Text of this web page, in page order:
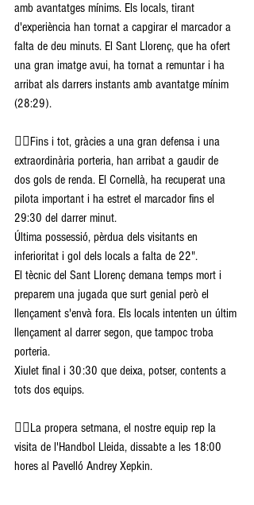
amb avantatges mínims. Els locals, tirant
d'experiència han tornat a capgirar el marcador a
falta de deu minuts. El Sant Llorenç, que ha ofert
una gran imatge avui, ha tornat a remuntar i ha
arribat als darrers instants amb avantatge mínim
(28:29).
👉🏽Fins i tot, gràcies a una gran defensa i una
extraordinària porteria, han arribat a gaudir de
dos gols de renda. El Cornellà, ha recuperat una
pilota important i ha estret el marcador fins el
29:30 del darrer minut.
Última possessió, pèrdua dels visitants en
inferioritat i gol dels locals a falta de 22".
El tècnic del Sant Llorenç demana temps mort i
preparem una jugada que surt genial però el
llençament s'envà fora. Els locals intenten un últim
llençament al darrer segon, que tampoc troba
porteria.
Xiulet final i 30:30 que deixa, potser, contents a
tots dos equips.
👉🏽La propera setmana, el nostre equip rep la
visita de l'Handbol Lleida, dissabte a les 18:00
hores al Pavelló Andrey Xepkin.